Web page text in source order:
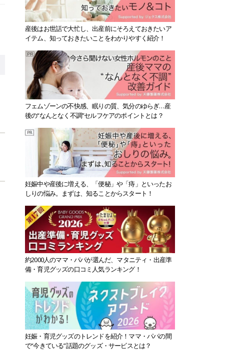
産後はお世話で大忙し、出産前にそろえておきたいア
イテム、知っておきたいことをわかりやすく紹介！
フェムゾーンの不快感、眠りの質、気分のゆらぎ…産
後の“なんとなく不調”セルフケアのポイントとは？
妊娠中や産後に増える、「便秘」や「痔」といったお
しりの悩み。まずは、知ることからスタート！
約2000人のママ・パパが選んだ、マタニティ・出産準
備・育児グッズの口コミ人気ランキング！
妊娠・育児グッズのトレンドを紹介！ママ・パパの間
で“今きている”話題のグッズ・サービスとは？